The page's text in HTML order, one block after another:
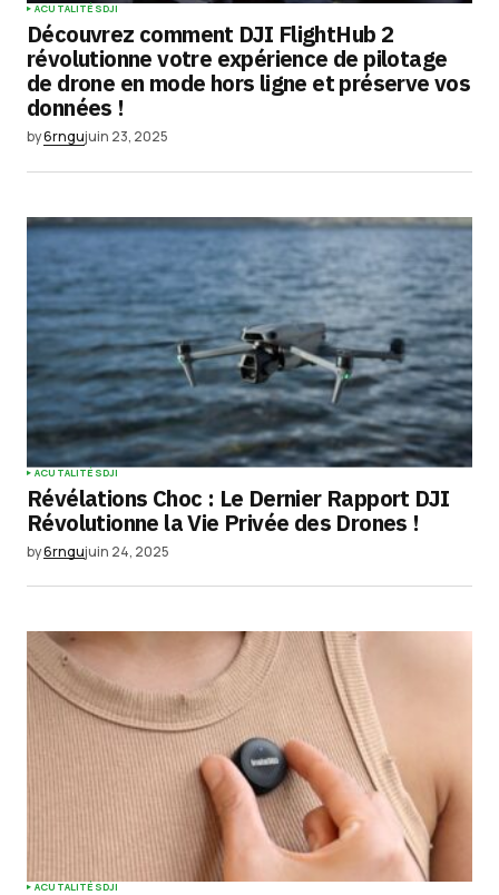
ACUTALITÉSDJI
Découvrez comment DJI FlightHub 2
révolutionne votre expérience de pilotage
de drone en mode hors ligne et préserve vos
données !
by6rngujuin 23, 2025
ACUTALITÉSDJI
Révélations Choc : Le Dernier Rapport DJI
Révolutionne la Vie Privée des Drones !
by6rngujuin 24, 2025
ACUTALITÉSDJI